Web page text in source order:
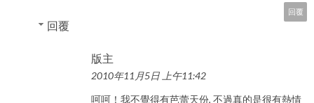
回覆
回覆
版主
2010年11月5日 上午11:42
呵呵！我不覺得有芭蕾天份, 不過真的是很有熱情